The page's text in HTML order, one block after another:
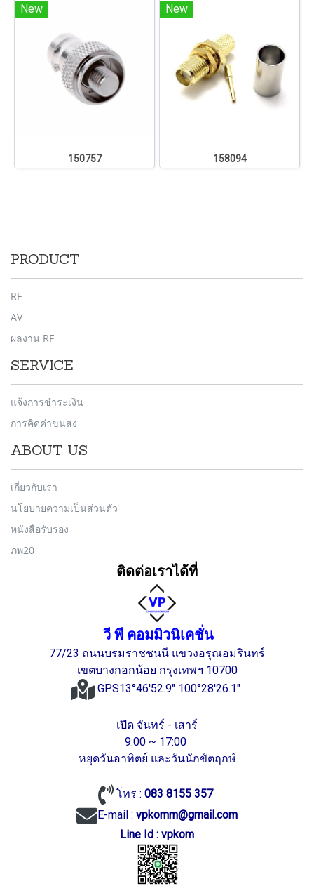
New
150757
New
158094
PRODUCT
RF
AV
ผลงาน RF
SERVICE
แจ้งการชำระเงิน
การคิดค่าขนส่ง
ABOUT US
เกี่ยวกับเรา
นโยบายความเป็นส่วนตัว
หนังสือรับรอง
ภพ20
ติดต่อเราได้ที่
วี พี คอมมิวนิเคชั่น
77/23 ถนนบรมราชชนนี แขวงอรุณอมรินทร์
เขตบางกอกน้อย กรุงเทพฯ 10700
GPS13°46'52.9" 100°28'26.1"
เปิด จันทร์ - เสาร์
9:00 ~ 17:00
หยุดวันอาทิตย์ และวันนักขัตฤกษ์
โทร :083 8155 357
E-mail : vpkomm@gmail.com
Line Id : vpkom